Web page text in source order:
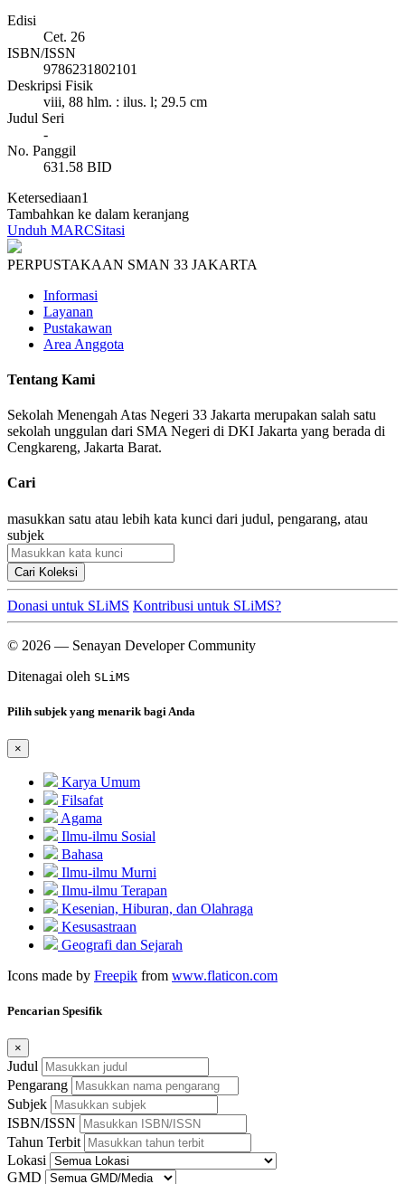
Edisi
Cet. 26
ISBN/ISSN
9786231802101
Deskripsi Fisik
viii, 88 hlm. : ilus. l; 29.5 cm
Judul Seri
-
No. Panggil
631.58 BID
Ketersediaan1
Tambahkan ke dalam keranjang
Unduh MARCSitasi
PERPUSTAKAAN SMAN 33 JAKARTA
Informasi
Layanan
Pustakawan
Area Anggota
Tentang Kami
Sekolah Menengah Atas Negeri 33 Jakarta merupakan salah satu
sekolah unggulan dari SMA Negeri di DKI Jakarta yang berada di
Cengkareng, Jakarta Barat.
Cari
masukkan satu atau lebih kata kunci dari judul, pengarang, atau
subjek
Cari Koleksi
Donasi untuk SLiMS Kontribusi untuk SLiMS?
© 2026 — Senayan Developer Community
Ditenagai oleh SLiMS
Pilih subjek yang menarik bagi Anda
×
Karya Umum
Filsafat
Agama
Ilmu-ilmu Sosial
Bahasa
Ilmu-ilmu Murni
Ilmu-ilmu Terapan
Kesenian, Hiburan, dan Olahraga
Kesusastraan
Geografi dan Sejarah
Icons made by Freepik from www.flaticon.com
Pencarian Spesifik
×
Judul
Pengarang
Subjek
ISBN/ISSN
Tahun Terbit
Lokasi
GMD